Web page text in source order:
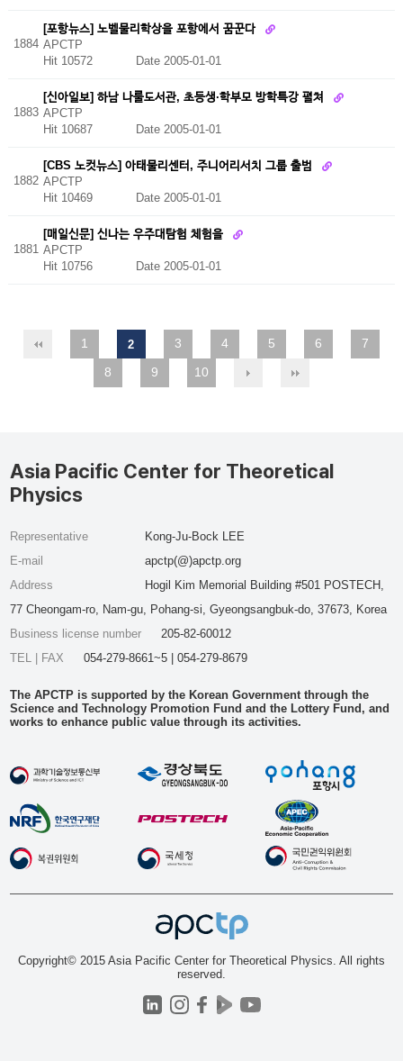
1884
[포항뉴스] 노벨물리학상을 포항에서 꿈꾼다
APCTP
Hit 10572
Date 2005-01-01
1883
[신아일보] 하남 나룰도서관, 초등생·학부모 방학특강 펼쳐
APCTP
Hit 10687
Date 2005-01-01
1882
[CBS 노컷뉴스] 아태물리센터, 주니어리서치 그룹 출범
APCTP
Hit 10469
Date 2005-01-01
1881
[매일신문] 신나는 우주대탐험 체험을
APCTP
Hit 10756
Date 2005-01-01
1 2 3 4 5 6
7
8
9 10
Asia Pacific Center for Theoretical
Physics
Representative
Kong-Ju-Bock LEE
E-mail
apctp(@)apctp.org
Address
Hogil Kim Memorial Building #501 POSTECH,
77 Cheongam-ro, Nam-gu, Pohang-si, Gyeongsangbuk-do, 37673, Korea
Business license number
205-82-60012
TEL | FAX
054-279-8661~5 | 054-279-8679
The APCTP is supported by the Korean Government through the
Science and Technology Promotion Fund and the Lottery Fund, and
works to enhance public value through its activities.
Copyright© 2015 Asia Pacific Center for Theoretical Physics. All rights
reserved.